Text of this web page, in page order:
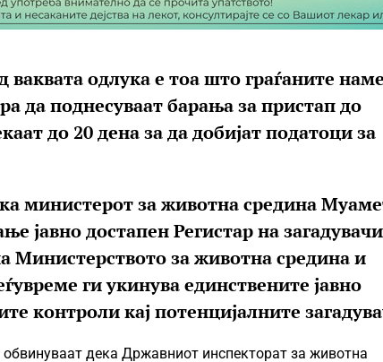
одлука е тоа што граѓаните
да поднесуваат барања за пристап до
до 20 дена за да добијат податоци за
министерот за животна средина
јавно достапен Регистар на
Министерството за животна средина и
ги укинува единствените јавно
контроли кај потенцијалните
обвинуваат дека Државниот инспекторат за животна